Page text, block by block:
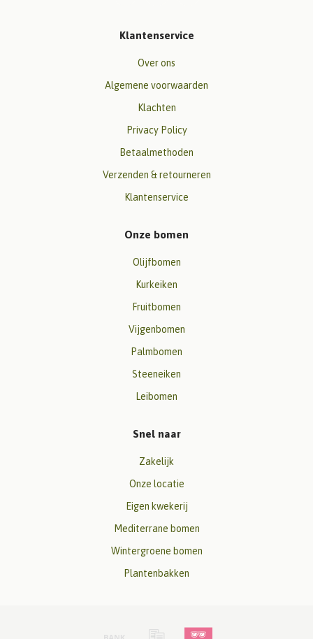
Klantenservice
Over ons
Algemene voorwaarden
Klachten
Privacy Policy
Betaalmethoden
Verzenden & retourneren
Klantenservice
Onze bomen
Olijfbomen
Kurkeiken
Fruitbomen
Vijgenbomen
Palmbomen
Steeneiken
Leibomen
Snel naar
Zakelijk
Onze locatie
Eigen kwekerij
Mediterrane bomen
Wintergroene bomen
Plantenbakken